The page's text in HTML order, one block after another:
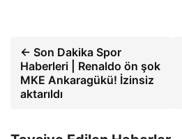
← Son Dakika Spor
Haberleri | Renaldo ön şok
MKE Ankaragükü! İzinsiz
aktarıldı